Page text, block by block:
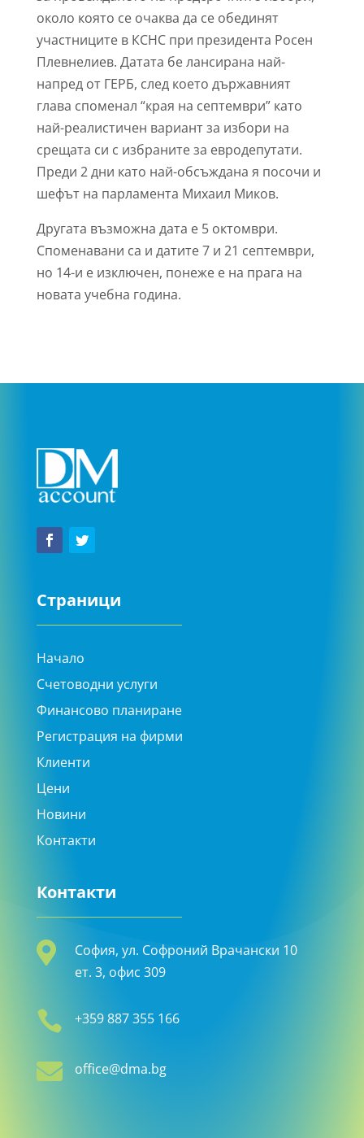
около която се очаква да се обединят
участниците в КСНС при президента Росен
Плевнелиев. Датата бе лансирана най-
напред от ГЕРБ, след което държавният
глава споменал “края на септември” като
най-реалистичен вариант за избори на
срещата си с избраните за евродепутати.
Преди 2 дни като най-обсъждана я посочи и
шефът на парламента Михаил Миков.
Другата възможна дата е 5 октомври.
Споменавани са и датите 7 и 21 септември,
но 14-и е изключен, понеже е на прага на
новата учебна година.
Страници
Начало
Счетоводни услуги
Финансово планиране
Регистрация на фирми
Клиенти
Цени
Новини
Контакти
Контакти

София, ул. Софроний Врачански 10
ет. 3, офис 309
 +359 887 355 166
 office@dma.bg